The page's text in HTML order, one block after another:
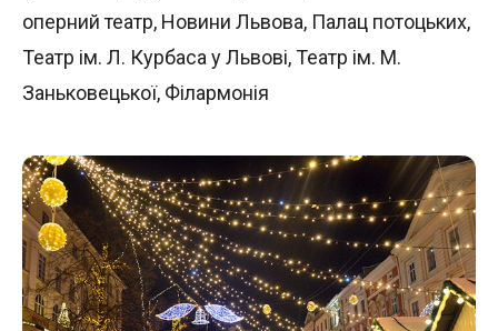
оперний театр, Новини Львова, Палац потоцьких,
Театр ім. Л. Курбаса у Львові,Театр ім. М.
Заньковецької, Філармонія